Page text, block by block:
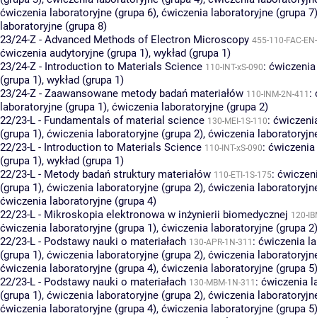
ćwiczenia laboratoryjne (grupa 6), ćwiczenia laboratoryjne (grupa 7)
laboratoryjne (grupa 8)
23/24-Z - Advanced Methods of Electron Microscopy 455-110-FAC-
ćwiczenia audytoryjne (grupa 1), wykład (grupa 1)
23/24-Z - Introduction to Materials Science 110-INT-xS-090:
(grupa 1), wykład (grupa 1)
23/24-Z - Zaawansowane metody badań materiałów 110-INM-2N-411 :
laboratoryjne (grupa 1), ćwiczenia laboratoryjne (grupa 2)
22/23-L - Fundamentals of material science 130-MEI-1S-110:
(grupa 1), ćwiczenia laboratoryjne (grupa 2), ćwiczenia
22/23-L - Introduction to Materials Science 110-INT-xS-090:
(grupa 1), wykład (grupa 1)
22/23-L - Metody badań struktury materiałów 110-ETI-1S-175:
(grupa 1), ćwiczenia laboratoryjne (grupa 2), ćwiczenia
ćwiczenia laboratoryjne (grupa 4)
22/23-L - Mikroskopia elektronowa w inżynierii biomedycznej 120-
ćwiczenia laboratoryjne (grupa 1), ćwiczenia laboratoryjne (grupa 2)
22/23-L - Podstawy nauki o materiałach 130-APR-1N-311 : ćwiczenia
(grupa 1), ćwiczenia laboratoryjne (grupa 2), ćwiczenia
ćwiczenia laboratoryjne (grupa 4), ćwiczenia laboratoryjne (grupa 5)
22/23-L - Podstawy nauki o materiałach 130-MBM-1N-311 : ćwiczenia
(grupa 1), ćwiczenia laboratoryjne (grupa 2), ćwiczenia
ćwiczenia laboratoryjne (grupa 4), ćwiczenia laboratoryjne (grupa 5)